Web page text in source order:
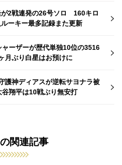
2戦連発の26号ソロ 160キロ
ーキー最多記録また更新
ーザーが歴代単独10位の3516
ぶり白星はお預けに
護神ディアスが逆転サヨナラ被
翔平は10戦ぶり無安打
関連記事